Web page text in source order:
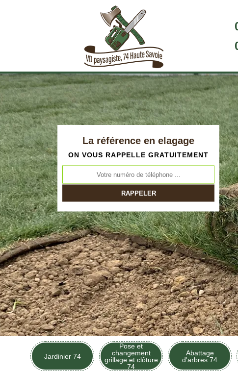
La référence en elagage
ON VOUS RAPPELLE GRATUITEMENT
Jardinier 74
Pose et
changement
grillage et clôture
74
Abattage
d'arbres 74